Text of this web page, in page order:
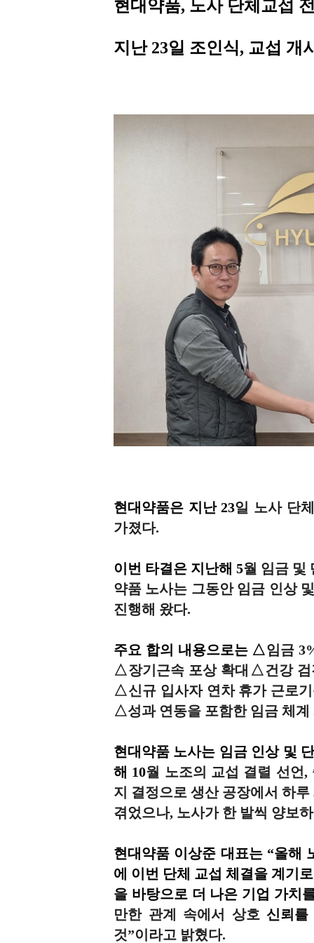
현대약품, 노사 단체교섭
지난 23일 조인식, 교섭 개
현대약품은 지난 23일 노사 단
가졌다.
이번 타결은 지난해 5월 임금 및
약품 노사는 그동안 임금 인상
진행해 왔다.
주요 합의 내용으로는 △임금
△장기근속 포상 확대△건강
△신규 입사자 연차 휴가 근로
△성과 연동을 포함한 임금 체
현대약품 노사는 임금 인상 및
해 10월 노조의 교섭 결렬 선언
지 결정으로 생산 공장에서 하
겪었으나, 노사가 한 발씩 양보
현대약품 이상준 대표는 “올해
에 이번 단체 교섭 체결을 계기
을 바탕으로 더 나은 기업 가치
만한 관계 속에서 상호 신뢰를
것”이라고 밝혔다.